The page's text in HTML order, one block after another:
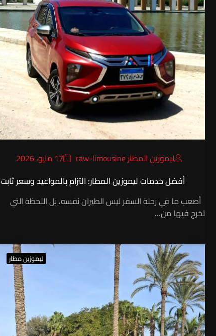
ليموزين المطار raw-limousine
17 مايو، 2026
أفضل خدمات ليموزين المطار: التزام بالمواعيد وسعر ثابت
أصعب ما في رحلة السفر ليس الطيران نفسه، بل اللحظة التي
تخرج فيها من…
ليموزين مطار